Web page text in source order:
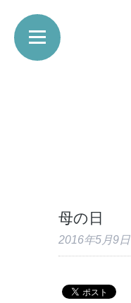
母の日
2016年5月9日